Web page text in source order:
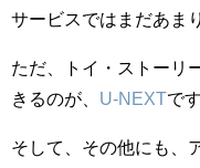
サービスではまだあま
ただ、トイ・ストーリ
きるのが、 U-NEXTで
そして、その他にも、